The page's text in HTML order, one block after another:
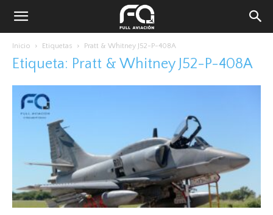
Inicio Etiquetas Pratt & Whitney J52-P-408A
Etiqueta: Pratt & Whitney J52-P-408A